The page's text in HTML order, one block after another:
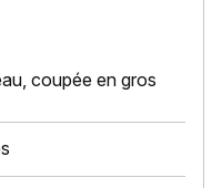
coupée en gros